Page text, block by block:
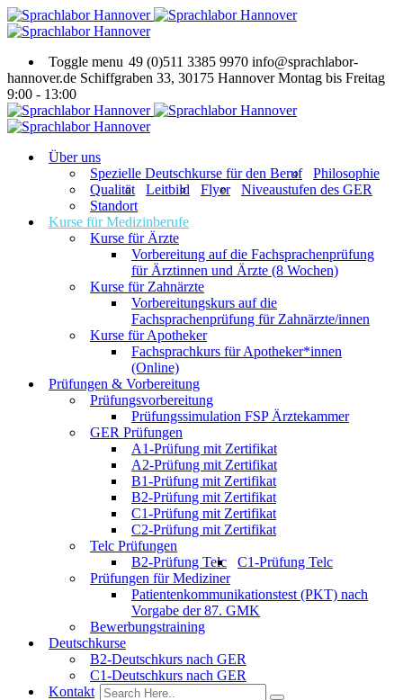
Toggle menu 49 (0)511 3385 9970 info@sprachlabor-
hannover.de Schiffgraben 33, 30175 HannoverMontag bis Freitag
9:00 - 13:00
Über uns
Spezielle Deutschkurse für den Beruf
Philosophie
Qualität
Leitbild Flyer
Niveaustufen des GER
Standort
Kurse für Medizinberufe
Kurse für Ärzte
Vorbereitung auf die Fachsprachenprüfung
für Ärztinnen und Ärzte (8 Wochen)
Kurse für Zahnärzte
Vorbereitungskurs auf die
Fachsprachenprüfung für Zahnärzte/innen
Kurse für Apotheker
Fachsprachkurs für Apotheker*innen
(Online)
Prüfungen & Vorbereitung
Prüfungsvorbereitung
Prüfungssimulation FSP Ärztekammer
GER Prüfungen
A1-Prüfung mit Zertifikat
A2-Prüfung mit Zertifikat
B1-Prüfung mit Zertifikat
B2-Prüfung mit Zertifikat
C1-Prüfung mit Zertifikat
C2-Prüfung mit Zertifikat
Telc Prüfungen
B2-Prüfung Telc
C1-Prüfung Telc
Prüfungen für Mediziner
Patientenkommunikationstest (PKT) nach
Vorgabe der 87. GMK
Bewerbungstraining
Deutschkurse
B2-Deutschkurs nach GER
C1-Deutschkurs nach GER
Kontakt